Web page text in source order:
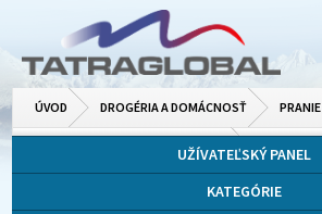
ÚVOD DROGÉRIA A DOMÁCNOSŤ PRANIE
PRÁŠKY, GÉLY, KAPSULE NA PRANIEUŽÍVATEĽSKÝ PANEL
KATEGÓRIE